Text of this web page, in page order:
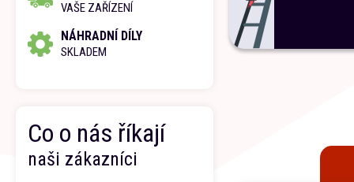
VAŠE ZAŘÍZENÍ
NÁHRADNÍ DÍLY
SKLADEM
Co o nás říkají
naši zákazníci